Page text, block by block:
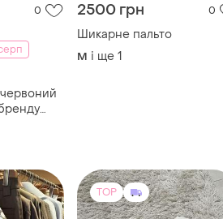
0 2500 грн 0
Шикарне пальто
M і ще 1
TOP